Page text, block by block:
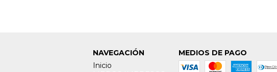
NAVEGACIÓN
Inicio
MEDIOS DE PAGO